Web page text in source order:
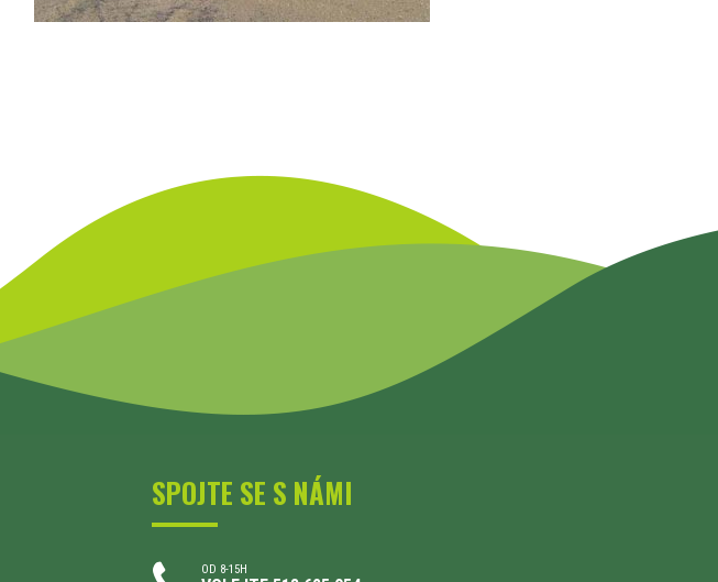
SPOJTE SE S NÁMI
OD 8-15H